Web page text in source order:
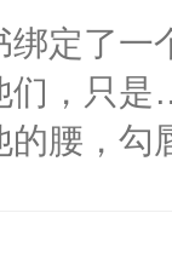
绑定了一
们，只是
的腰，勾